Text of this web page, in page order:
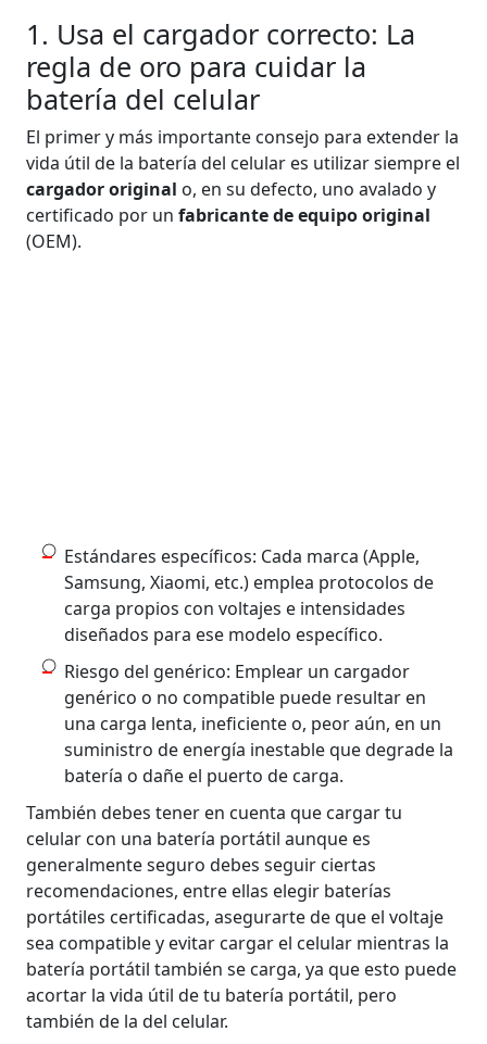
1. Usa el cargador correcto: La
regla de oro para cuidar la
batería del celular
El primer y más importante consejo para extender la
vida útil de la batería del celular es utilizar siempre el
cargador original o, en su defecto, uno avalado y
certificado por unfabricante de equipo original
(OEM).
Estándares específicos: Cada marca (Apple,
Samsung, Xiaomi, etc.) emplea protocolos de
carga propios con voltajes e intensidades
diseñados para ese modelo específico.
Riesgo del genérico: Emplear un cargador
genérico o no compatible puede resultar en
una carga lenta, ineficiente o, peor aún, en un
suministro de energía inestable que degrade la
batería o dañe el puerto de carga.
También debes tener en cuenta que cargar tu
celular con una batería portátil aunque es
generalmente seguro debes seguir ciertas
recomendaciones, entre ellas elegir baterías
portátiles certificadas, asegurarte de que el voltaje
sea compatible y evitar cargar el celular mientras la
batería portátil también se carga, ya que esto puede
acortar la vida útil de tu batería portátil, pero
también de la del celular.